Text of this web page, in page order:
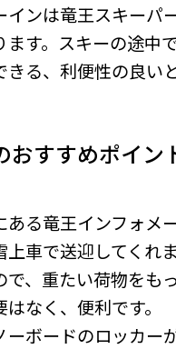
インは竜王スキーパ
ます。スキーの途中
きる、利便性の良い
おすすめポイン
る竜王インフォメ
上車で送迎してくれ
で、重たい荷物をも
なく、便利です。
ボードのロッカー